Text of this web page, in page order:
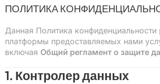
ПОЛИТИКА
Данная Политика конфиденциальности
платформы предоставляемых нами
включая Общий регламент о защите
1. Контролер данных